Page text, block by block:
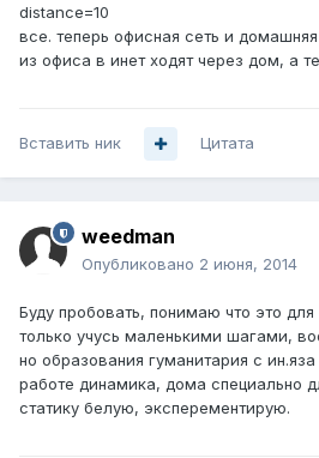
distance=10
все. теперь офисная сеть и домашняя
из офиса в инет ходят через дом, а
Вставить ник Цитата
weedman
Опубликовано 2 июня, 2014
Буду пробовать, понимаю что это
только учусь маленькими шагами,
но образования гуманитария с
работе динамика, дома специально
статику белую, эксперементирую.